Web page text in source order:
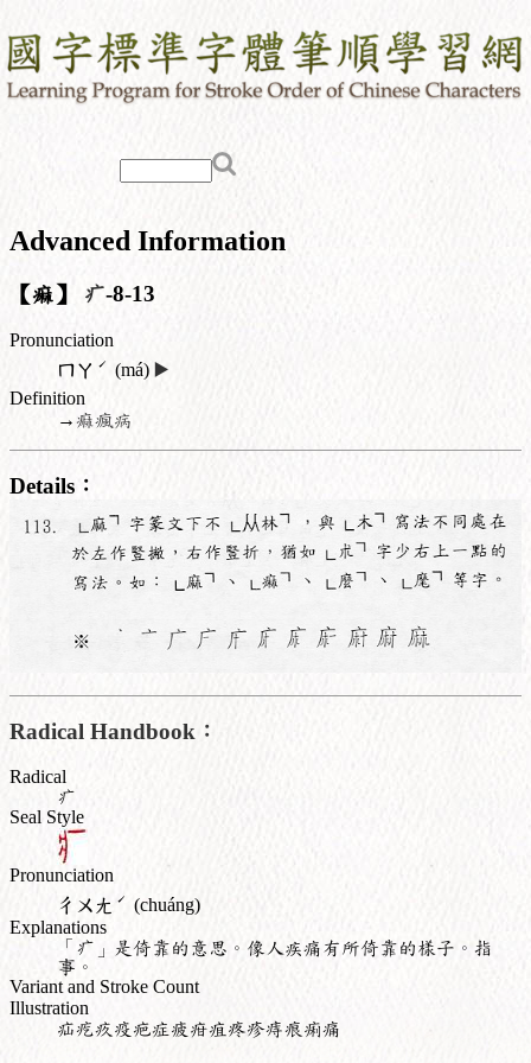
Advanced Information
【痲】 疒-8-13
Pronunciation
ㄇㄚ ˊ (má) ▶️
Definition
→痲瘋病
Details：
Radical Handbook：
Radical
疒
Seal Style
Pronunciation
ㄔㄨㄤ ˊ (chuáng)
Explanations
「疒」是倚靠的意思。像人疾痛有所倚靠的樣子。指
事。
Variant and Stroke Count
Illustration
疝疙疚疫疤症疲疳疽疼疹痔痕痢痛